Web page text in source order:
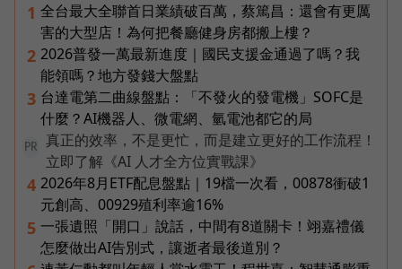
1 全台最大全聯首日業績破百萬，蔡篤昌：還會有更厲
害的大型店！為何把餐廳健身房都搬上樓？
2 2026普發一萬最新進度｜國民支援金通過了嗎？我
能領嗎？地方發錢大盤點
3 台達電第二曲線盤點：「不發火的發電機」SOFC是
什麼？AI機器人、微電網、氫電池都它的局
PR
真正的效率，不是更忙，而是建立更好的工作流程！
立即了解《AI 人才全方位實戰課》
4 2026年8月ETF配息盤點｜19檔一次看，00878衝破1
元創高、00929殖利率逾16%
5 一張遺照「開口」說話，中間有8道關卡！翊嘉禮儀
怎麼做出AI告別式，讓逝者最後道別？